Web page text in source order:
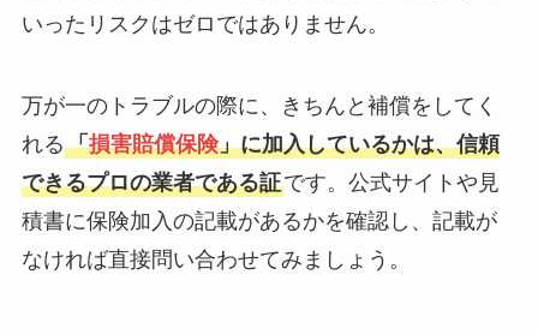
いったリスクはゼロではありません。
万が一のトラブルの際に、きちんと補償をしてく
れる「損害賠償保険」に加入しているかは、信頼
できるプロの業者である証です。公式サイトや見
積書に保険加入の記載があるかを確認し、記載が
なければ直接問い合わせてみましょう。